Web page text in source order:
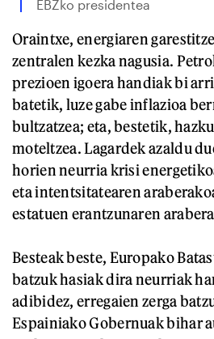
EBZko presidentea
Oraintxe, energiaren
zentralen kezka nagusia.
prezioen igoera handiak bi
batetik, luze gabe inflazioa
bultzatzea; eta, bestetik,
moteltzea. Lagardek azaldu
horien neurria krisi
eta intentsitatearen
estatuen erantzunaren
Besteak beste, Europako
batzuk hasiak dira neurriak
adibidez, erregaien zerga
Espainiako Gobernuak bihar